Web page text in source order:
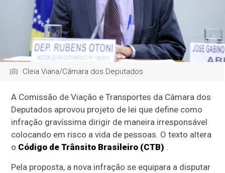
Cleia Viana/Câmara dos Deputados
A Comissão de Viação e Transportes da Câmara dos
Deputados aprovou projeto de lei que define como
infração gravíssima dirigir de maneira irresponsável
colocando em risco a vida de pessoas. O texto altera
o Código de Trânsito Brasileiro (CTB) .
Pela proposta, a nova infração se equipara a disputar